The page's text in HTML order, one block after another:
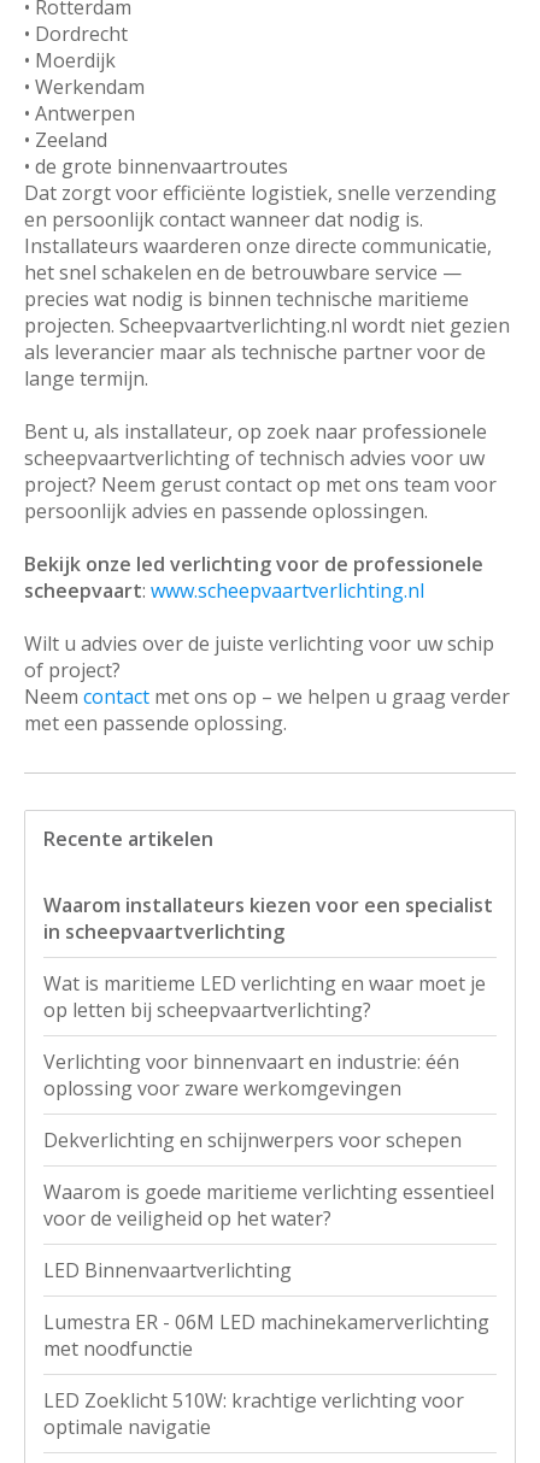
• Rotterdam
• Dordrecht
• Moerdijk
• Werkendam
• Antwerpen
• Zeeland
• de grote binnenvaartroutes
Dat zorgt voor efficiënte logistiek, snelle verzending
en persoonlijk contact wanneer dat nodig is.
Installateurs waarderen onze directe communicatie,
het snel schakelen en de betrouwbare service —
precies wat nodig is binnen technische maritieme
projecten. Scheepvaartverlichting.nl wordt niet gezien
als leverancier maar als technische partner voor de
lange termijn.
Bent u, als installateur, op zoek naar professionele
scheepvaartverlichting of technisch advies voor uw
project? Neem gerust contact op met ons team voor
persoonlijk advies en passende oplossingen.
Bekijk onze led verlichting voor de professionele
scheepvaart: www.scheepvaartverlichting.nl
Wilt u advies over de juiste verlichting voor uw schip
of project?
Neem contact met ons op – we helpen u graag verder
met een passende oplossing.
Recente artikelen
Waarom installateurs kiezen voor een specialist
in scheepvaartverlichting
Wat is maritieme LED verlichting en waar moet je
op letten bij scheepvaartverlichting?
Verlichting voor binnenvaart en industrie: één
oplossing voor zware werkomgevingen
Dekverlichting en schijnwerpers voor schepen
Waarom is goede maritieme verlichting essentieel
voor de veiligheid op het water?
LED Binnenvaartverlichting
Lumestra ER - 06M LED machinekamerverlichting
met noodfunctie
LED Zoeklicht 510W: krachtige verlichting voor
optimale navigatie